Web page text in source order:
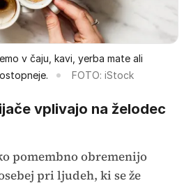
v čaju, kavi, yerba mate ali
FOTO: iStock
vplivajo na želodec
pomembno obremenijo
pri ljudeh, ki se že